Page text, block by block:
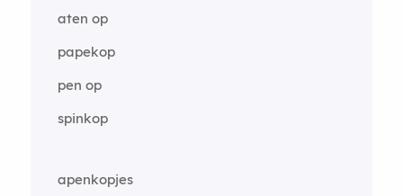
aten op
papekop
pen op
spinkop
apenkopjes